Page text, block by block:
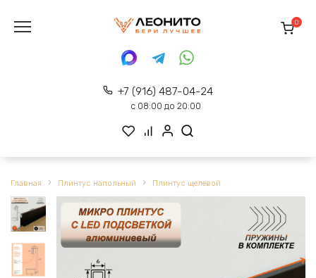
содержанию
+7 (916) 487-04-24
с 08:00 до 20:00
0
Главная Плинтус напольный Плинтус щелевой